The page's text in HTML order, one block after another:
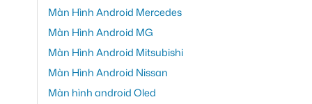
Màn Hình Android Mercedes
Màn Hình Android MG
Màn Hình Android Mitsubishi
Màn Hình Android Nissan
Màn hình android Oled